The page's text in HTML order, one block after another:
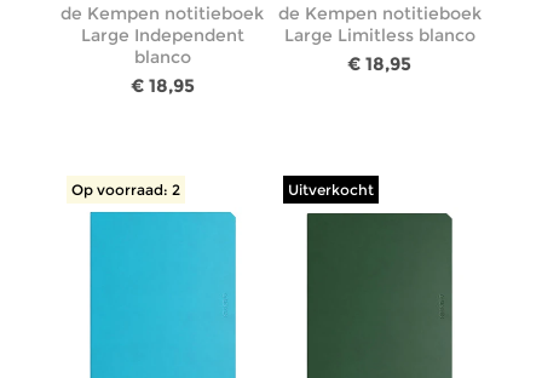
de Kempen notitieboek
Large Independent
blanco
€ 18,95
de Kempen notitieboek
Large Limitless blanco
€ 18,95
Op voorraad: 2 Uitverkocht